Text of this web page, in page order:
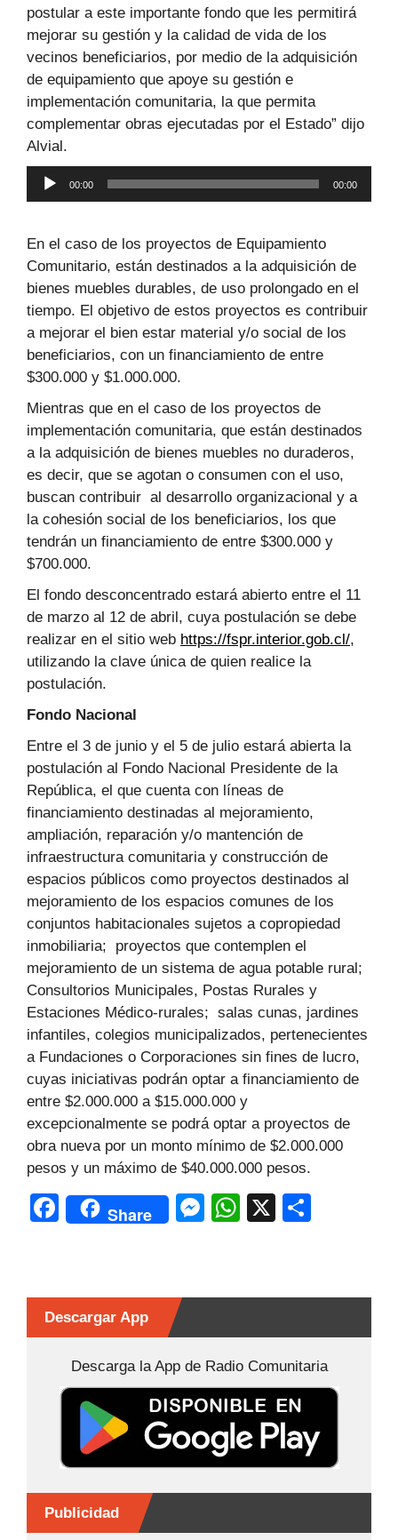
postular a este importante fondo que les permitirá
mejorar su gestión y la calidad de vida de los
vecinos beneficiarios, por medio de la adquisición
de equipamiento que apoye su gestión e
implementación comunitaria, la que permita
complementar obras ejecutadas por el Estado” dijo
Alvial.
Reproductor
de
00:00 00:00
En el caso de los proyectos de Equipamiento
Comunitario, están destinados a la adquisición de
bienes muebles durables, de uso prolongado en el
tiempo. El objetivo de estos proyectos es contribuir
a mejorar el bien estar material y/o social de los
beneficiarios, con un financiamiento de entre
$300.000 y $1.000.000.
Mientras que en el caso de los proyectos de
implementación comunitaria, que están destinados
a la adquisición de bienes muebles no duraderos,
es decir, que se agotan o consumen con el uso,
buscan contribuir al desarrollo organizacional y a
la cohesión social de los beneficiarios, los que
tendrán un financiamiento de entre $300.000 y
$700.000.
El fondo desconcentrado estará abierto entre el 11
de marzo al 12 de abril, cuya postulación se debe
realizar en el sitio web https://fspr.interior.gob.cl/,
utilizando la clave única de quien realice la
postulación.
Fondo Nacional
Entre el 3 de junio y el 5 de julio estará abierta la
postulación al Fondo Nacional Presidente de la
República, el que cuenta con líneas de
financiamiento destinadas al mejoramiento,
ampliación, reparación y/o mantención de
infraestructura comunitaria y construcción de
espacios públicos como proyectos destinados al
mejoramiento de los espacios comunes de los
conjuntos habitacionales sujetos a copropiedad
inmobiliaria; proyectos que contemplen el
mejoramiento de un sistema de agua potable rural;
Consultorios Municipales, Postas Rurales y
Estaciones Médico-rurales; salas cunas, jardines
infantiles, colegios municipalizados, pertenecientes
a Fundaciones o Corporaciones sin fines de lucro,
cuyas iniciativas podrán optar a financiamiento de
entre $2.000.000 a $15.000.000 y
excepcionalmente se podrá optar a proyectos de
obra nueva por un monto mínimo de $2.000.000
pesos y un máximo de $40.000.000 pesos.
F
a
e
b
o
o
k
Share
M
s
n
g
er
W
s
p
p
X
p
tir
Descargar App
Descarga la App de Radio Comunitaria
Publicidad